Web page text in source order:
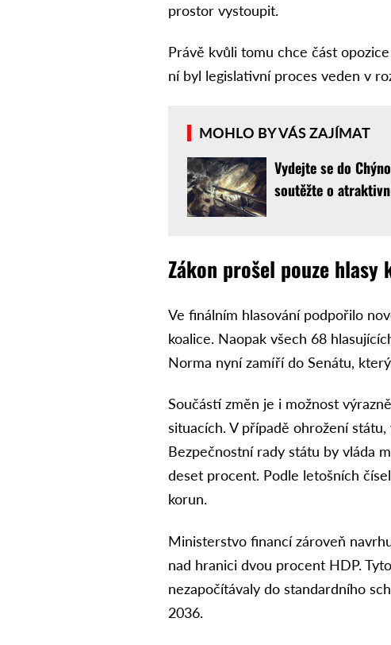
prostor vystoupit.
Právě kvůli tomu chce část
ní byl legislativní proces veden v
MOHLO BY VÁS ZAJÍMAT
Vydejte se do
soutěžte o
Zákon prošel pouze hlasy
Ve finálním hlasování podpořilo
koalice. Naopak všech 68
Norma nyní zamíří do Senátu,
Součástí změn je i možnost
situacích. V případě ohrožení
Bezpečnostní rady státu by vláda
deset procent. Podle letošních
korun.
Ministerstvo financí zároveň
nad hranici dvou procent HDP.
nezapočítávaly do standardního
2036.